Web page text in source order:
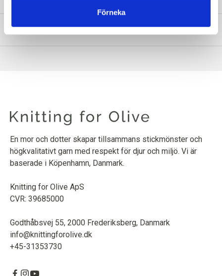
Förneka
INFORMATION OM PRODUKTEN
En mor och dotter skapar tillsammans stickmönster och
högkvalitativt garn med respekt för djur och miljö. Vi är
baserade i Köpenhamn, Danmark.
Knitting for Olive ApS
CVR: 39685000
Godthåbsvej 55, 2000 Frederiksberg, Danmark
info@knittingforolive.dk
+45-31353730